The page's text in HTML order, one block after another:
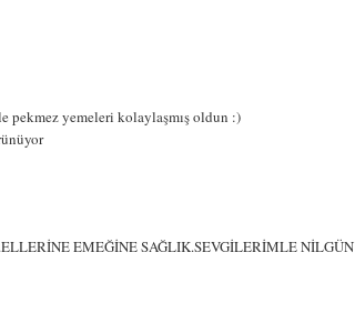
pekmez yemeleri kolaylaşmış oldun :)
EMEĞİNE SAĞLIK.SEVGİLERİMLE NİLGÜN